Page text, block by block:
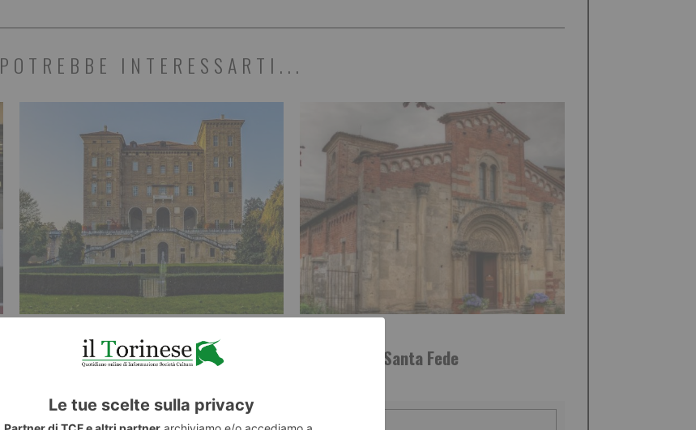
POTREBBE INTERESSARTI...
Il fantasma del castello di Agliè L’abbazia di Santa Fede